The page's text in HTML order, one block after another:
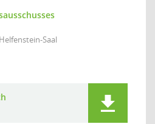
Saal